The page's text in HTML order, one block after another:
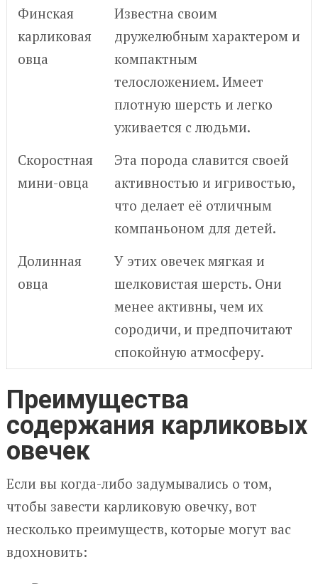
Финская
карликовая
овца
Известна своим
дружелюбным характером и
компактным
телосложением. Имеет
плотную шерсть и легко
уживается с людьми.
Скоростная
мини-овца
Эта порода славится своей
активностью и игривостью,
что делает её отличным
компаньоном для детей.
Долинная
овца
У этих овечек мягкая и
шелковистая шерсть. Они
менее активны, чем их
сородичи, и предпочитают
спокойную атмосферу.
Преимущества
содержания карликовых
овечек
Если вы когда-либо задумывались о том,
чтобы завести карликовую овечку, вот
несколько преимуществ, которые могут вас
вдохновить: